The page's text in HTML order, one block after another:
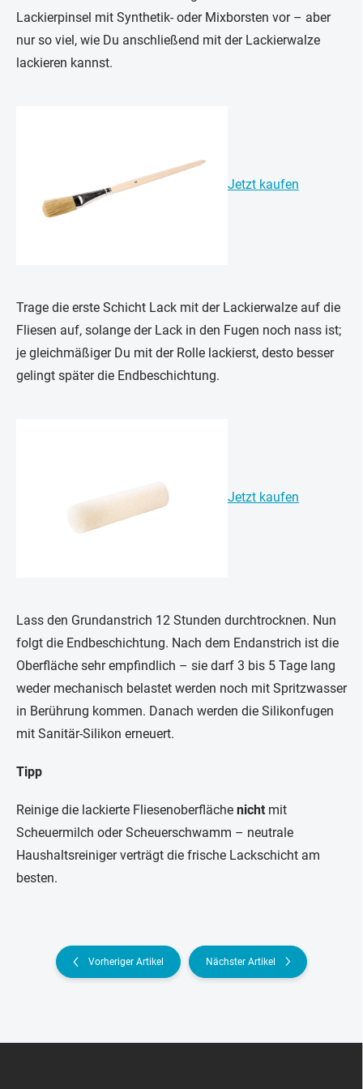
Lackierpinsel mit Synthetik- oder Mixborsten vor – aber
nur so viel, wie Du anschließend mit der Lackierwalze
lackieren kannst.
Jetzt kaufen
Trage die erste Schicht Lack mit der Lackierwalze auf die
Fliesen auf, solange der Lack in den Fugen noch nass ist;
je gleichmäßiger Du mit der Rolle lackierst, desto besser
gelingt später die Endbeschichtung.
Jetzt kaufen
Lass den Grundanstrich 12 Stunden durchtrocknen. Nun
folgt die Endbeschichtung. Nach dem Endanstrich ist die
Oberfläche sehr empfindlich – sie darf 3 bis 5 Tage lang
weder mechanisch belastet werden noch mit Spritzwasser
in Berührung kommen. Danach werden die Silikonfugen
mit Sanitär-Silikon erneuert.
Tipp
Reinige die lackierte Fliesenoberfläche nicht mit
Scheuermilch oder Scheuerschwamm – neutrale
Haushaltsreiniger verträgt die frische Lackschicht am
besten.
Vorheriger Artikel Nächster Artikel